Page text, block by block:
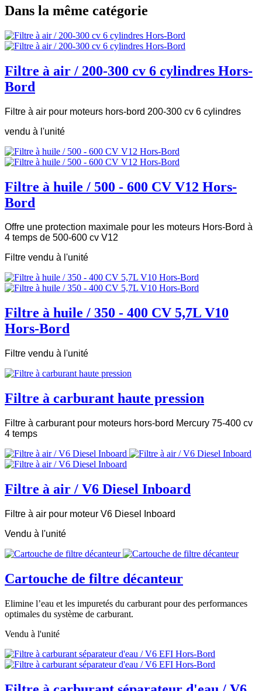
Dans la même catégorie
Filtre à air / 200-300 cv 6 cylindres Hors-
Bord
Filtre à air pour moteurs hors-bord 200-300 cv 6 cylindres
vendu à l'unité
Filtre à huile / 500 - 600 CV V12 Hors-
Bord
Offre une protection maximale pour les moteurs Hors-Bord à
4 temps de 500-600 cv V12
Filtre vendu à l'unité
Filtre à huile / 350 - 400 CV 5,7L V10
Hors-Bord
Filtre vendu à l'unité
Filtre à carburant haute pression
Filtre à carburant pour moteurs hors-bord Mercury 75-400 cv
4 temps
Filtre à air / V6 Diesel Inboard
Filtre à air pour moteur V6 Diesel Inboard
Vendu à l'unité
Cartouche de filtre décanteur
Elimine l’eau et les impuretés du carburant pour des performances
optimales du système de carburant.
Vendu à l'unité